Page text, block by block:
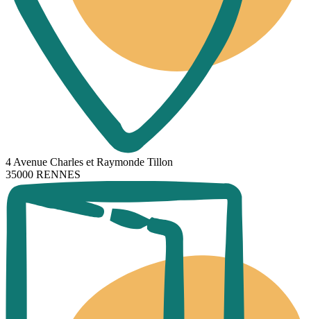
4 Avenue Charles et Raymonde Tillon
35000 RENNES